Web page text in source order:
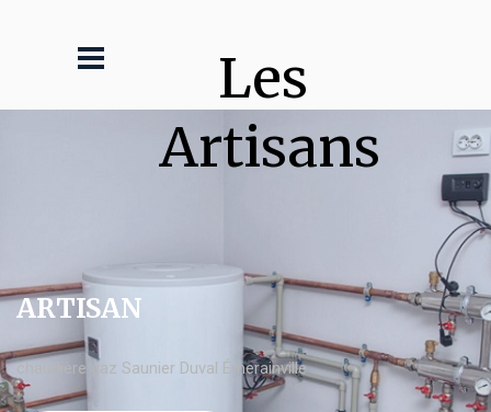
Les
Artisans
ARTISAN
chaudière gaz Saunier Duval Émerainville